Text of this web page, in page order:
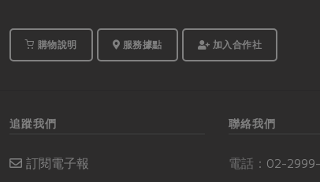
購物說明 服務據點 加入合作社
追蹤我們
訂閱電子報
聯絡我們
電話： 02-